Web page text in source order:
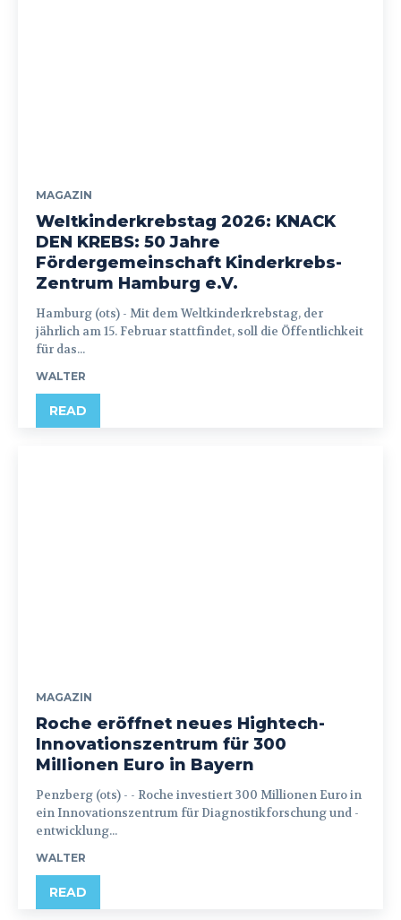
MAGAZIN
Weltkinderkrebstag 2026: KNACK
DEN KREBS: 50 Jahre
Fördergemeinschaft Kinderkrebs-
Zentrum Hamburg e.V.
Hamburg (ots) - Mit dem Weltkinderkrebstag, der
jährlich am 15. Februar stattfindet, soll die Öffentlichkeit
für das...
WALTER
READ
MAGAZIN
Roche eröffnet neues Hightech-
Innovationszentrum für 300
Millionen Euro in Bayern
Penzberg (ots) - - Roche investiert 300 Millionen Euro in
ein Innovationszentrum für Diagnostikforschung und -
entwicklung...
WALTER
READ